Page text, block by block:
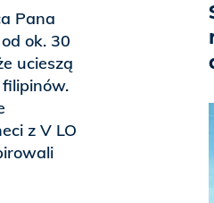
Pana
ok. 30
ucieszą
z V LO